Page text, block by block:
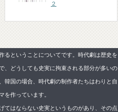
２
るということについてです。時代劇は歴史を
、どうしても史実に拘束される部分が多いの
韓国の場合、時代劇の制作者たちはわりと自
を作っています。
てはならない史実というものがあり、その点